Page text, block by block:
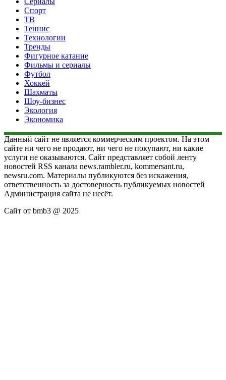
Спорт
ТВ
Теннис
Технологии
Тренды
Фигурное катание
Фильмы и сериалы
Футбол
Хоккей
Шахматы
Шоу-бизнес
Экология
Экономика
Данный сайт не является коммерческим проектом. На этом
сайте ни чего не продают, ни чего не покупают, ни какие
услуги не оказываются. Сайт представляет собой ленту
новостей RSS канала news.rambler.ru, kommersant.ru,
newsru.com. Материалы публикуются без искажения,
ответственность за достоверность публикуемых новостей
Администрация сайта не несёт.
Сайт от bmb3 @ 2025